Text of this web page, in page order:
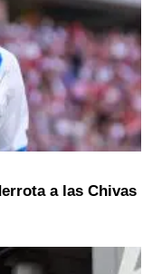
a las Chivas